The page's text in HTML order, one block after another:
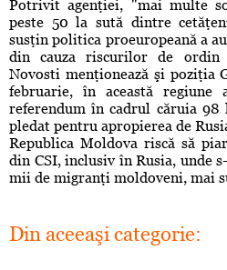
Potrivit agenţiei, "mai multe
peste 50 la sută dintre
susţin politica proeuropeană a
din cauza riscurilor de ordin
Novosti menţionează şi poziţia
februarie, în această
referendum în cadrul căruia
pledat pentru apropierea de
Republica Moldova riscă să
din CSI, inclusiv în Rusia, unde
mii de migranţi moldoveni, mai
Din aceeaşi categorie: